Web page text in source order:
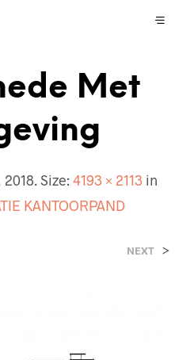
Met
2018. Size: 4193 × 2113 in
KANTOORPAND
NEXT >